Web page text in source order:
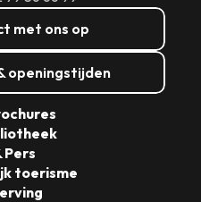
met ons op
openingstijden
Pers
toerisme